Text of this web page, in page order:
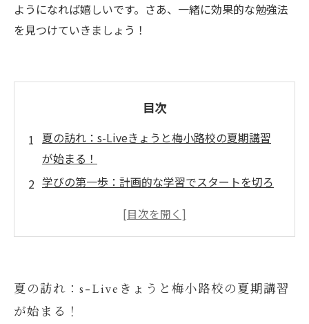
ようになれば嬉しいです。さあ、一緒に効果的な勉強法
を見つけていきましょう！
目次
夏の訪れ：s-Liveきょうと梅小路校の夏期講習
が始まる！
学びの第一歩：計画的な学習でスタートを切ろ
効率的な時間管理がカギ：有意義な夏期講習の
学習スペース
仲間との協力がもたらす学び：フィードバック
夏の訪れ：s-Liveきょうと梅小路校の夏期講習
が始まる！